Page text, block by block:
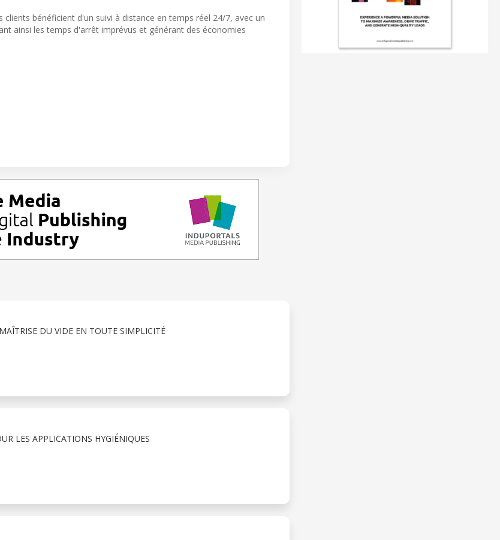
bénéficient d'un suivi à distance en temps réel 24/7, avec un
ainsi les temps d'arrêt imprévus et générant des économies
DU VIDE EN TOUTE SIMPLICITÉ
LES APPLICATIONS HYGIÉNIQUES